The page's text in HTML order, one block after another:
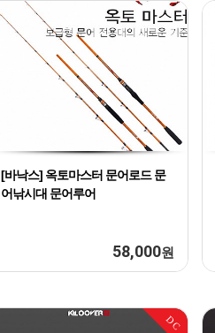
[바낙스] 옥토마스터 문어로드 문
어낚시대 문어루어
58,000원
DC